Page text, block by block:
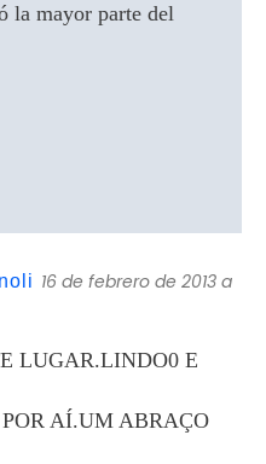
la mayor parte del
16 de febrero de 2013 a
LUGAR.LINDO0 E
AÍ.UM ABRAÇO